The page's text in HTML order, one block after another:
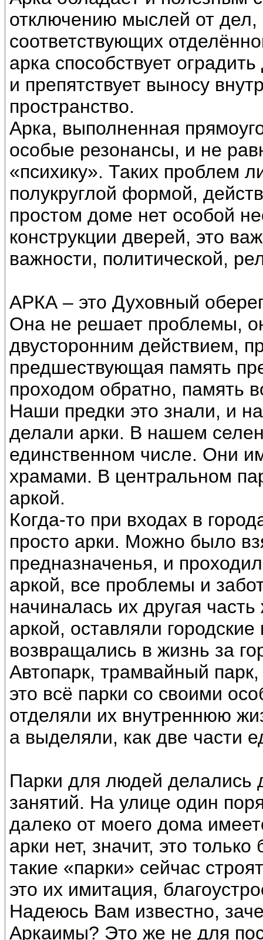
отключению мыслей от
соответствующих
арка способствует
и препятствует выносу
пространство.
Арка, выполненная
особые резонансы, и не
«психику». Таких проблем
полукруглой формой,
простом доме нет особой
конструкции дверей, это
важности, политической,
АРКА – это Духовный
Она не решает проблемы,
двусторонним действием,
предшествующая память
проходом обратно, память
Наши предки это знали, и
делали арки. В нашем
единственном числе. Они
храмами. В центральном
аркой.
Когда-то при входах в
просто арки. Можно было
предназначенья, и
аркой, все проблемы и
начиналась их другая
аркой, оставляли
возвращались в жизнь за
Автопарк, трамвайный
это всё парки со своими
отделяли их внутреннюю
а выделяли, как две части
Парки для людей делались
занятий. На улице один
далеко от моего дома
арки нет, значит, это
такие «парки» сейчас
это их имитация,
Надеюсь Вам известно,
Аркаимы? Это же не для